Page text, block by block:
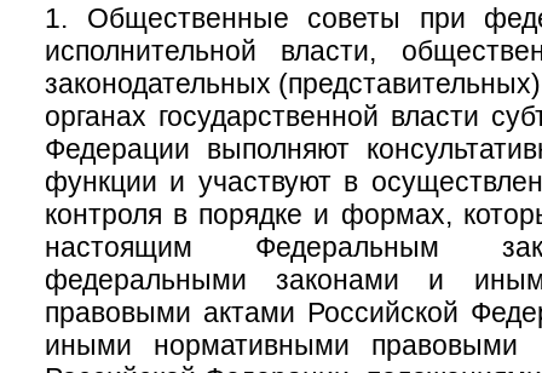
1. Общественные советы при
исполнительной власти,
законодательных
органах государственной власти
Федерации выполняют
функции и участвуют в
контроля в порядке и формах,
настоящим Федеральным
федеральными законами и
правовыми актами Российской
иными нормативными правовыми